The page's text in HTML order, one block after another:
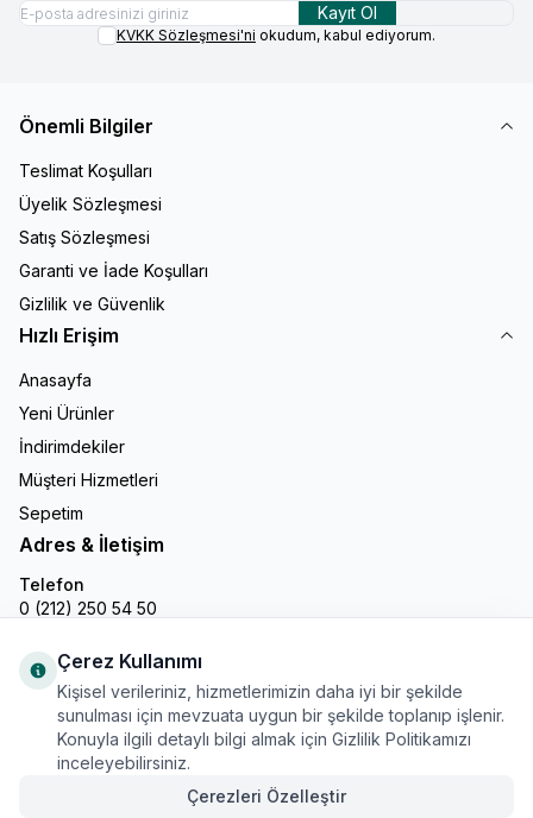
Kayıt Ol
KVKK Sözleşmesi'ni okudum, kabul ediyorum.
Önemli Bilgiler
Teslimat Koşulları
Üyelik Sözleşmesi
Satış Sözleşmesi
Garanti ve İade Koşulları
Gizlilik ve Güvenlik
Hızlı Erişim
Anasayfa
Yeni Ürünler
İndirimdekiler
Müşteri Hizmetleri
Sepetim
Adres & İletişim
Telefon
0 (212) 250 54 50
info@gastronline.com
İnstagram
Çerez Kullanımı
Kişisel verileriniz, hizmetlerimizin daha iyi bir şekilde
sunulması için mevzuata uygun bir şekilde toplanıp işlenir.
Konuyla ilgili detaylı bilgi almak için Gizlilik Politikamızı
inceleyebilirsiniz.
Çerezleri Özelleştir